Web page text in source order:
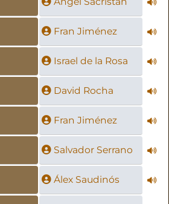
Fran Jiménez
Israel de la Rosa
David Rocha
Fran Jiménez
Salvador Serrano
Álex Saudinós